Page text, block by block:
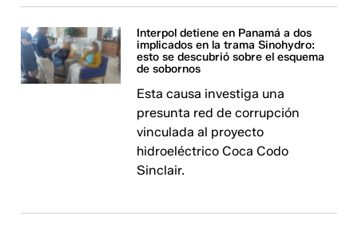
Interpol detiene en Panamá a dos
implicados en la trama Sinohydro:
esto se descubrió sobre el esquema
de sobornos
Esta causa investiga una
presunta red de corrupción
vinculada al proyecto
hidroeléctrico Coca Codo
Sinclair.